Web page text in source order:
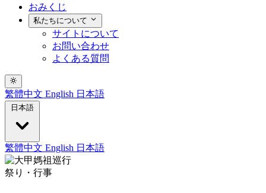
おみくじ
私たちについて
サイトについて
お問い合わせ
よくある質問
繁體中文 English 日本語
日本語
繁體中文 English 日本語
祭り・行事